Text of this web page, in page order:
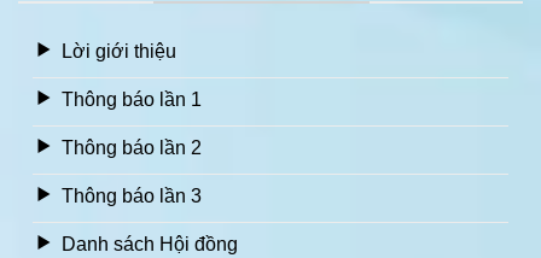
Lời giới thiệu
Thông báo lần 1
Thông báo lần 2
Thông báo lần 3
Danh sách Hội đồng